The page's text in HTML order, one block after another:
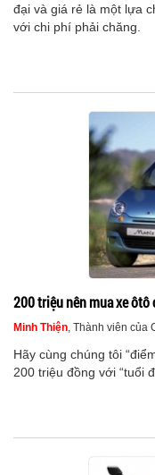
đại và giá rẻ là một lựa
với chi phí phải chăng.
200 triệu nên mua xe
Minh Thiện, Thành viên của
Hãy cùng chúng tôi
200 triệu đồng với “tuổi